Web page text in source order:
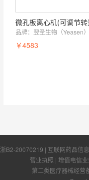
微孔板离心机(可调节转
品牌： 翌圣生物（Yeasen）
￥4583
浙B2-20070219 | 互联网药品信
营业执照 | 增值电信
第二类医疗器械经营